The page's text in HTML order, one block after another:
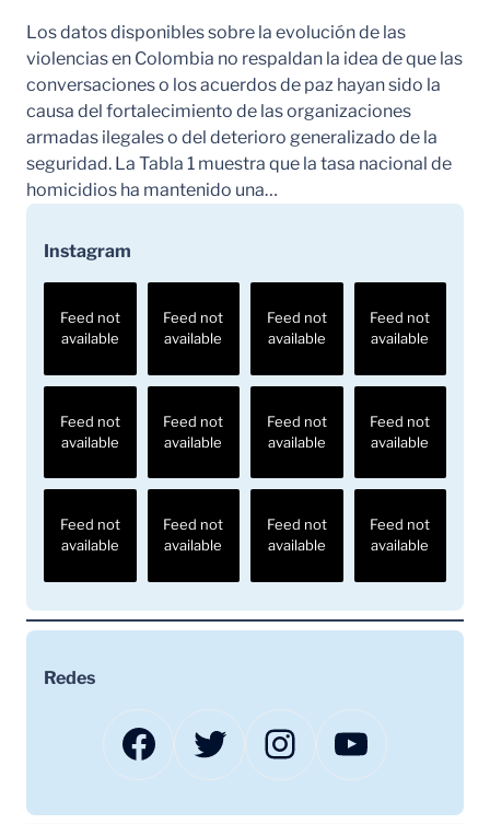
Los datos disponibles sobre la evolución de las
violencias en Colombia no respaldan la idea de que las
conversaciones o los acuerdos de paz hayan sido la
causa del fortalecimiento de las organizaciones
armadas ilegales o del deterioro generalizado de la
seguridad. La Tabla 1 muestra que la tasa nacional de
homicidios ha mantenido una…
Instagram
Feed not
available
Feed not
available
Feed not
available
Feed not
available
Feed not
available
Feed not
available
Feed not
available
Feed not
available
Feed not
available
Feed not
available
Feed not
available
Feed not
available
Redes
Facebook Twitter Instagram YouTube